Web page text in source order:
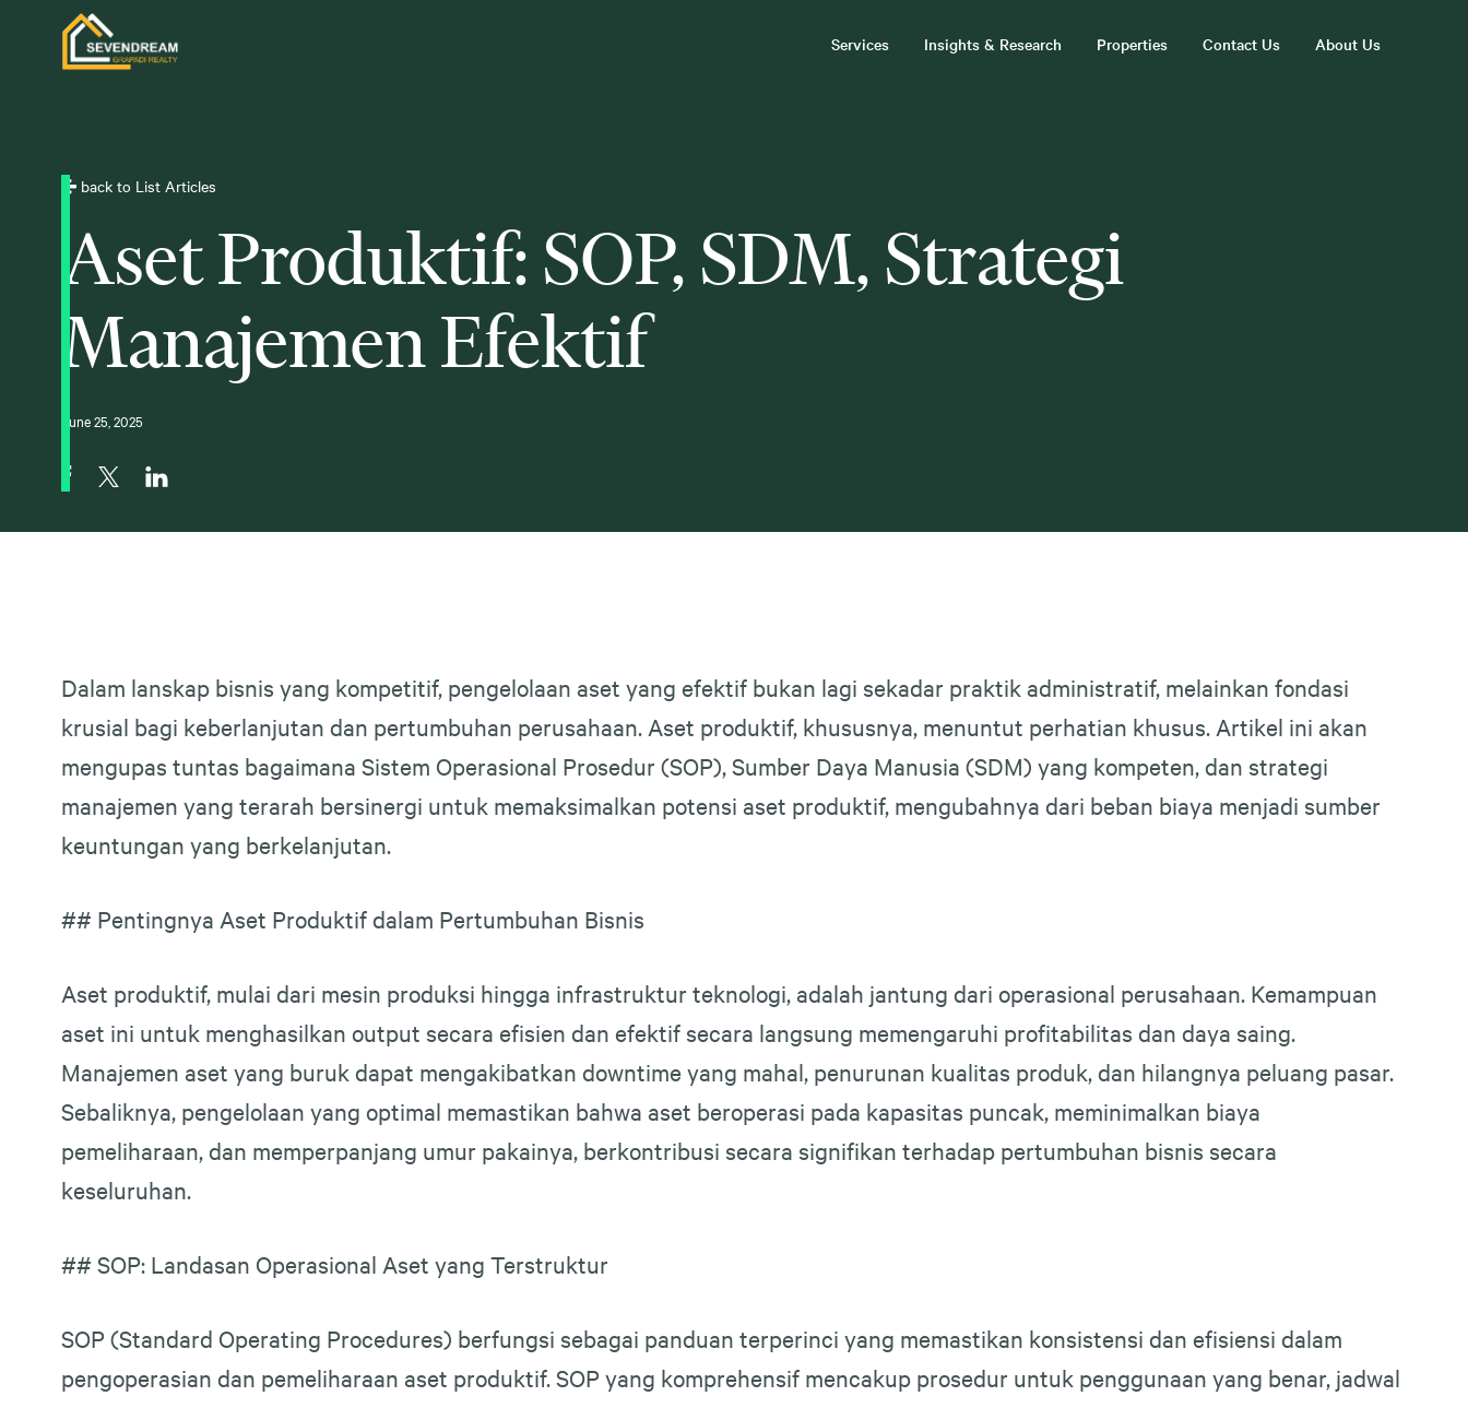
Services Insights & Research Properties Contact Us About Us
back to List Articles
Aset Produktif: SOP, SDM, Strategi
Manajemen Efektif
June 25, 2025
Dalam lanskap bisnis yang kompetitif, pengelolaan aset yang efektif bukan lagi sekadar praktik administratif, melainkan fondasi
krusial bagi keberlanjutan dan pertumbuhan perusahaan. Aset produktif, khususnya, menuntut perhatian khusus. Artikel ini akan
mengupas tuntas bagaimana Sistem Operasional Prosedur (SOP), Sumber Daya Manusia (SDM) yang kompeten, dan strategi
manajemen yang terarah bersinergi untuk memaksimalkan potensi aset produktif, mengubahnya dari beban biaya menjadi sumber
keuntungan yang berkelanjutan.
## Pentingnya Aset Produktif dalam Pertumbuhan Bisnis
Aset produktif, mulai dari mesin produksi hingga infrastruktur teknologi, adalah jantung dari operasional perusahaan. Kemampuan
aset ini untuk menghasilkan output secara efisien dan efektif secara langsung memengaruhi profitabilitas dan daya saing.
Manajemen aset yang buruk dapat mengakibatkan downtime yang mahal, penurunan kualitas produk, dan hilangnya peluang pasar.
Sebaliknya, pengelolaan yang optimal memastikan bahwa aset beroperasi pada kapasitas puncak, meminimalkan biaya
pemeliharaan, dan memperpanjang umur pakainya, berkontribusi secara signifikan terhadap pertumbuhan bisnis secara
keseluruhan.
## SOP: Landasan Operasional Aset yang Terstruktur
SOP (Standard Operating Procedures) berfungsi sebagai panduan terperinci yang memastikan konsistensi dan efisiensi dalam
pengoperasian dan pemeliharaan aset produktif. SOP yang komprehensif mencakup prosedur untuk penggunaan yang benar, jadwal